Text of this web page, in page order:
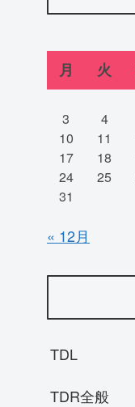
月 火
3
4
10
11
17
18
24
25
31
« 12月
TDL
TDR全般